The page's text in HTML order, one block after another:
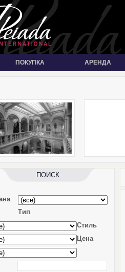
ПОКУПКА АРЕНДА
ПОИСК
Тип
Стиль
Цена